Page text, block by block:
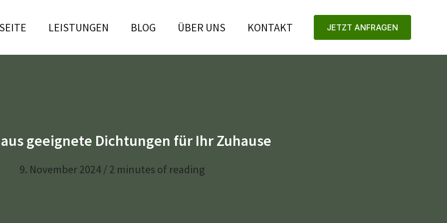
LEISTUNGEN BLOG ÜBER UNS KONTAKT JETZT ANFRAGEN
geeignete Dichtungen für Ihr Zuhause
9. November 2024/ 2 minutes of reading